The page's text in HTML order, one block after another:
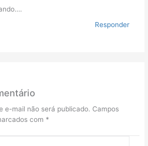
Responder
e-mail não será publicado. Campos
com *